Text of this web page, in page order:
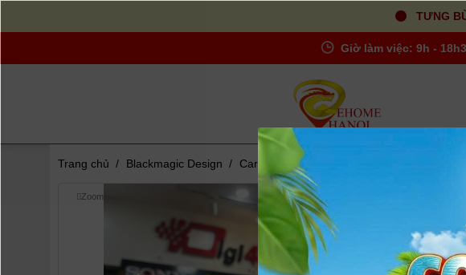
TƯNG
Giờ làm việc: 9h -
Trang chủ / Blackmagic Design / Card Blackmagic DeckLink Duo 2 | Chính
Zoom
Card
Người
● SD/